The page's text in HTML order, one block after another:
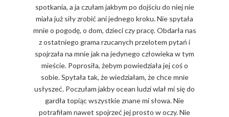
spotkania, a ja czułam jakbym po dojściu do niej nie
miała już siły zrobić ani jednego kroku. Nie spytała
mnie o pogodę, o dom, dzieci czy pracę. Obdarła nas
z ostatniego grama rzucanych przelotem pytań i
spojrzała na mnie jak na jedynego człowieka w tym
mieście. Poprosiła, żebym powiedziała jej coś o
sobie. Spytała tak, że wiedziałam, że chce mnie
usłyszeć. Poczułam jakby ocean ludzi wlał mi się do
gardła topiąc wszystkie znane mi słowa. Nie
potrafiłam nawet spojrzeć jej prosto w oczy. Nie